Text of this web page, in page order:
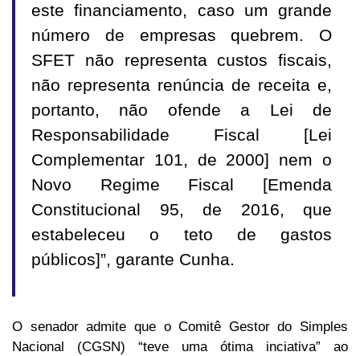
este financiamento, caso um grande
número de empresas quebrem. O
SFET não representa custos fiscais,
não representa renúncia de receita e,
portanto, não ofende a Lei de
Responsabilidade Fiscal [Lei
Complementar 101, de 2000] nem o
Novo Regime Fiscal [Emenda
Constitucional 95, de 2016, que
estabeleceu o teto de gastos
públicos]”, garante Cunha.
O senador admite que o Comitê Gestor do Simples
Nacional (CGSN) “teve uma ótima inciativa” ao